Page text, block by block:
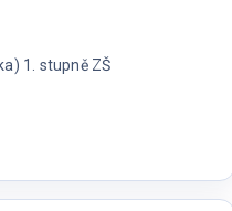
1. stupně ZŠ